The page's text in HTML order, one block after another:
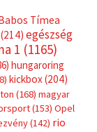
Tímea
(214) egészség
1 (1165)
hungaroring
kickbox(204)
(168) magyar
(153) Opel
(142) rio